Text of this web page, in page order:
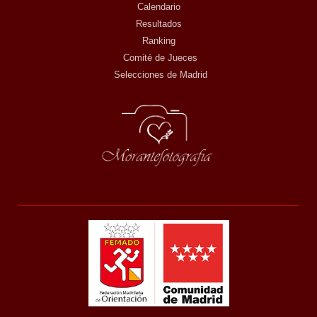
Calendario
Resultados
Ranking
Comité de Jueces
Selecciones de Madrid